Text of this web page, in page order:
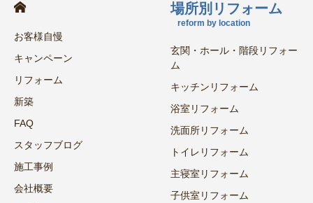
お客様自慢
キャンペーン
リフォーム
新築
FAQ
スタッフブログ
施工事例
会社概要
場所別リフォーム
reform by location
玄関・ホール・階段リフォー
ム
キッチンリフォーム
浴室リフォーム
洗面所リフォーム
トイレリフォーム
主寝室リフォーム
子供室リフォーム